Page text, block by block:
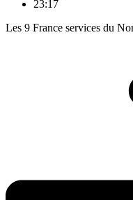
23:17
Les 9 France services du